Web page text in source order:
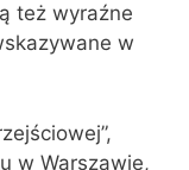
też wyraźne
w
w Warszawie,